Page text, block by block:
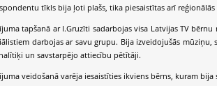
27)
PIEEJAMS
PUBLISKAJĀS
BIBLIOTĒKĀS
Juniors TV (2009-10-04)
tīkls bija ļoti plašs, tika piesaistītas arī reģionālās
tapšanā ar I.Gruzīti sadarbojas visa Latvijas TV
darbojas ar savu grupu. Bija izveidojušās
un savstarpējo attiecību pētītāji.
veidošanā varēja iesaistīties ikviens bērns, kuram bija